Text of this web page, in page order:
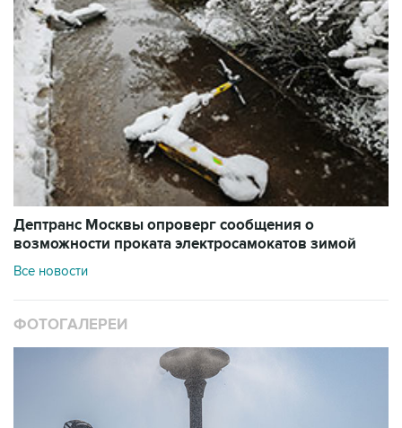
Дептранс Москвы опроверг сообщения о
возможности проката электросамокатов зимой
Все новости
ФОТОГАЛЕРЕИ